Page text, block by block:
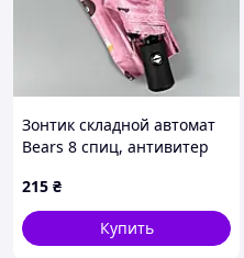
Зонтик складной автомат
Bears 8 спиц, антивитер
розовый.
215 ₴
Купить